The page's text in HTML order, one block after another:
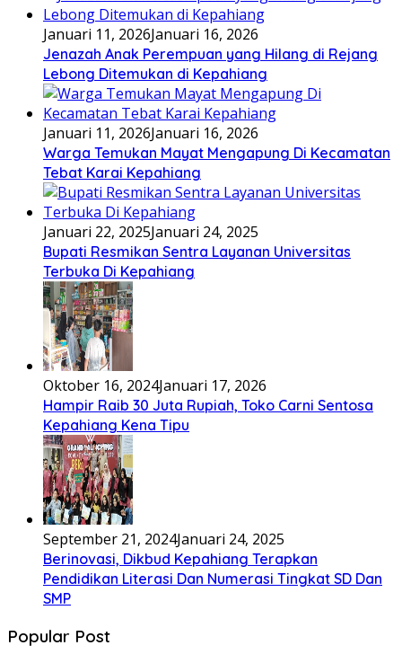
Januari 11, 2026Januari 16, 2026
Jenazah Anak Perempuan yang Hilang di Rejang
Lebong Ditemukan di Kepahiang
Januari 11, 2026Januari 16, 2026
Warga Temukan Mayat Mengapung Di Kecamatan
Tebat Karai Kepahiang
Januari 22, 2025Januari 24, 2025
Bupati Resmikan Sentra Layanan Universitas
Terbuka Di Kepahiang
Oktober 16, 2024Januari 17, 2026
Hampir Raib 30 Juta Rupiah, Toko Carni Sentosa
Kepahiang Kena Tipu
September 21, 2024Januari 24, 2025
Berinovasi, Dikbud Kepahiang Terapkan
Pendidikan Literasi Dan Numerasi Tingkat SD Dan
SMP
Popular Post